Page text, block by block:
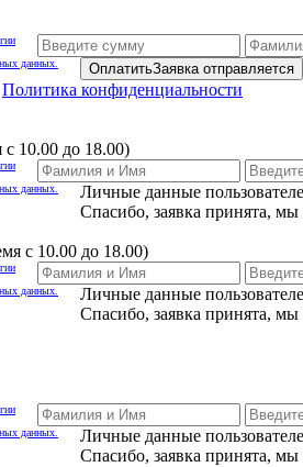
данных. ОплатитьЗаявка отправляется
Политика конфиденциальности
с 10.00 до 18.00)
данных. Личные данные
Спасибо, заявка принята,
с 10.00 до 18.00)
данных. Личные данные
Спасибо, заявка принята,
данных. Личные данные
Спасибо, заявка принята,